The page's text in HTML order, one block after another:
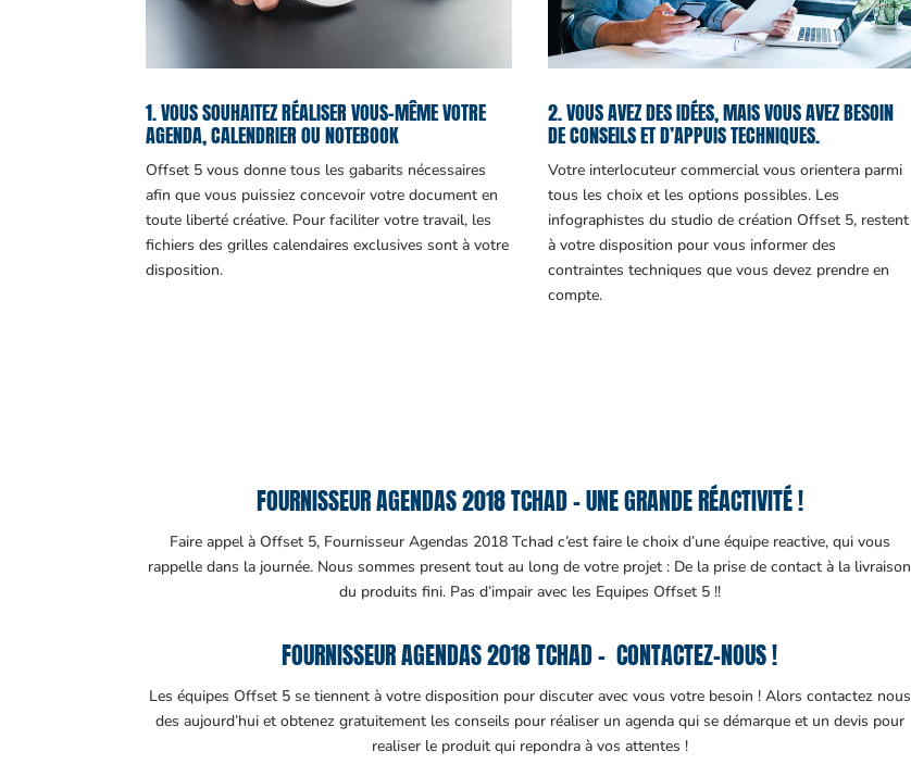
1. VOUS SOUHAITEZ RÉALISER VOUS-MÊME VOTRE
AGENDA, CALENDRIER OU NOTEBOOK
Offset 5 vous donne tous les gabarits nécessaires
afin que vous puissiez concevoir votre document en
toute liberté créative. Pour faciliter votre travail, les
fichiers des grilles calendaires exclusives sont à votre
disposition.
2. VOUS AVEZ DES IDÉES, MAIS VOUS AVEZ BESOIN
DE CONSEILS ET D’APPUIS TECHNIQUES.
Votre interlocuteur commercial vous orientera parmi
tous les choix et les options possibles. Les
infographistes du studio de création Offset 5, restent
à votre disposition pour vous informer des
contraintes techniques que vous devez prendre en
compte.
FOURNISSEUR AGENDAS 2018 TCHAD – UNE GRANDE RÉACTIVITÉ !
Faire appel à Offset 5, Fournisseur Agendas 2018 Tchad c’est faire le choix d’une équipe reactive, qui vous
rappelle dans la journée. Nous sommes present tout au long de votre projet : De la prise de contact à la livraison
du produits fini. Pas d’impair avec les Equipes Offset 5 !!
FOURNISSEUR AGENDAS 2018 TCHAD – CONTACTEZ-NOUS !
Les équipes Offset 5 se tiennent à votre disposition pour discuter avec vous votre besoin ! Alors contactez nous
des aujourd’hui et obtenez gratuitement les conseils pour réaliser un agenda qui se démarque et un devis pour
realiser le produit qui repondra à vos attentes !